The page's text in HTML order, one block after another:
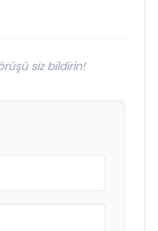
siz bildirin!